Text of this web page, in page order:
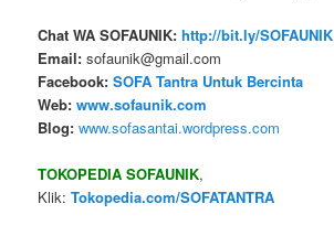
Chat WA SOFAUNIK: http://bit.ly/SOFAUNIK
Email: sofaunik@gmail.com
Facebook:SOFA Tantra Untuk Bercinta
Web: www.sofaunik.com
Blog: www.sofasantai.wordpress.com
TOKOPEDIA SOFAUNIK,
Klik:Tokopedia.com/SOFATANTRA